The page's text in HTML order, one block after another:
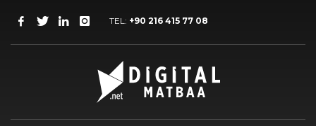
TEL: +90 216 415 77 08